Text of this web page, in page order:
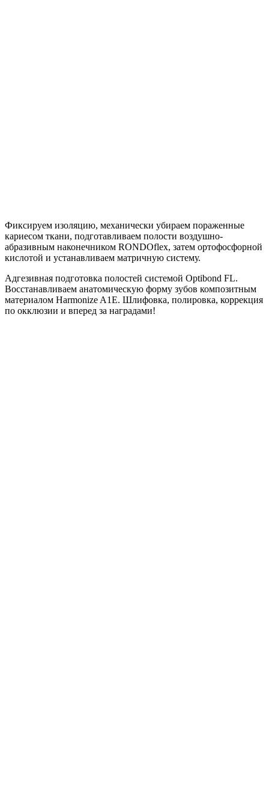
Фиксируем изоляцию, механически убираем пораженные
кариесом ткани, подготавливаем полости воздушно-
абразивным наконечником RONDOflex, затем ортофосфорной
кислотой и устанавливаем матричную систему.
Адгезивная подготовка полостей системой Optibond FL.
Восстанавливаем анатомическую форму зубов композитным
материалом Harmonize A1E. Шлифовка, полировка, коррекция
по окклюзии и вперед за наградами!